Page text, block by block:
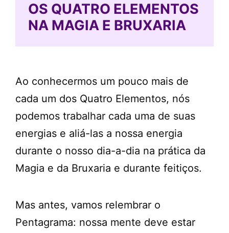
OS QUATRO ELEMENTOS
NA MAGIA E BRUXARIA
Ao conhecermos um pouco mais de
cada um dos Quatro Elementos, nós
podemos trabalhar cada uma de suas
energias e aliá-las a nossa energia
durante o nosso dia-a-dia na prática da
Magia e da Bruxaria e durante feitiços.
Mas antes, vamos relembrar o
Pentagrama: nossa mente deve estar